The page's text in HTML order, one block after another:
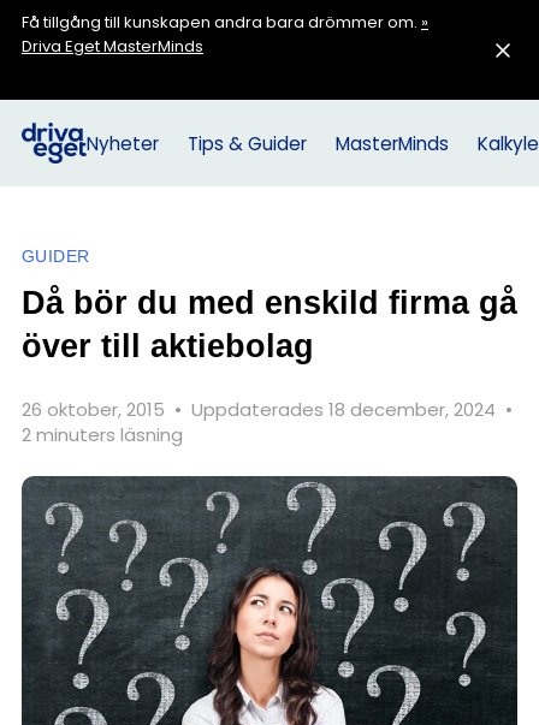
Få tillgång till kunskapen andra bara drömmer om. »
Driva Eget MasterMinds
Nyheter Tips & Guider MasterMinds
GUIDER
Då bör du med enskild firma gå
över till aktiebolag
26 oktober, 2015 • Uppdaterades 18 december, 2024 •
2 minuters läsning